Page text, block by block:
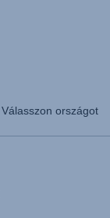
Válasszon országot